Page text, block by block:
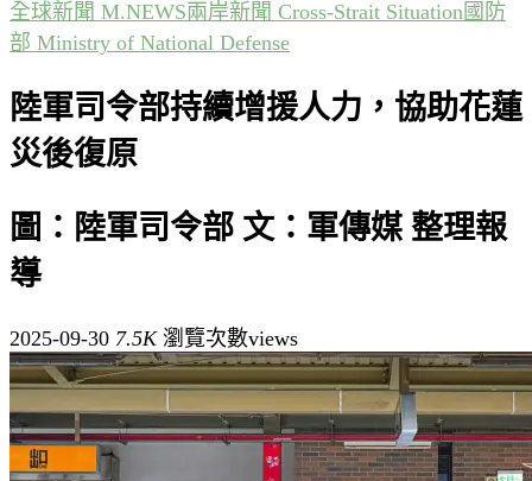
全球新聞 M.NEWS兩岸新聞 Cross-Strait Situation國防
部 Ministry of National Defense
陸軍司令部持續增援人力，協助花蓮
災後復原
圖：陸軍司令部 文：軍傳媒 整理報
導
2025-09-30 7.5K瀏覽次數views